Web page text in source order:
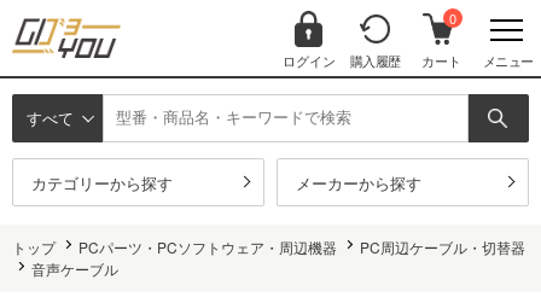
ログイン 購入履歴
0
カート メニュー
すべて
カテゴリーから探す メーカーから探す
トップ PCパーツ・PCソフトウェア・周辺機器
PC周辺ケーブル・切替器
音声ケーブル